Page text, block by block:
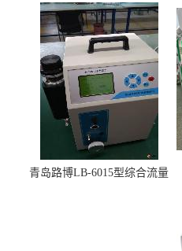
青岛路博LB-6015型综合流量